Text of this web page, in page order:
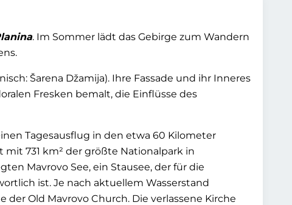
. Im Sommer lädt das Gebirge zum Wandern
Šarena Džamija). Ihre Fassade und ihr Inneres
Fresken bemalt, die Einflüsse des
Tagesausflug in den etwa 60 Kilometer
mit 731 km² der größte Nationalpark in
Mavrovo See, ein Stausee, der für die
ist. Je nach aktuellem Wasserstand
Old Mavrovo Church. Die verlassene Kirche